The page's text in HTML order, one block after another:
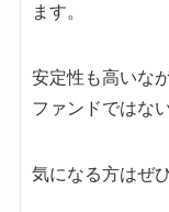
ます。
安定性も高いな
ファンドではな
気になる方はぜ